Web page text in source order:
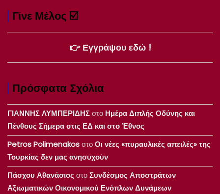
Γίνε Μέλος ☑️
👉 Εγγράψου εδώ !
Πρόσφατα Σχόλια
ΓΙΑΝΝΗΣ ΛΥΜΠΕΡΙΔΗΣστο Ημέρα Διπλής Οδύνης και
Πένθους Σήμερα στις ΕΔ και στο Έθνος
Petros PolimenakosστοΟι νέες «πυραυλικές απειλές» της
Τουρκίας δεν μας ανησυχούν
Πάσχου Αθανάσιος στοΣυνδέσμος Αποστράτων
Αξιωματικών Οικονομικού Ενόπλων Δυνάμεων